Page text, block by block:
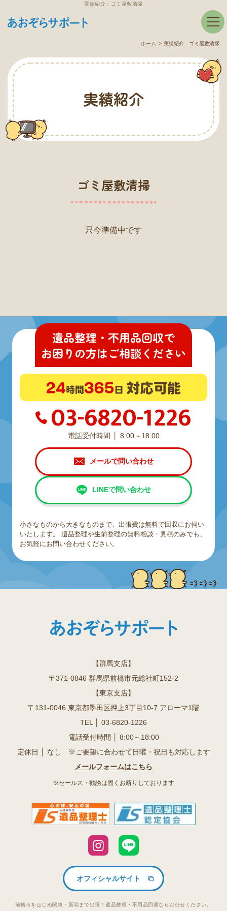
実績紹介：ゴミ屋敷清掃
ホーム 実績紹介： ゴミ屋敷清掃
実績紹介
ゴミ屋敷清掃
只今準備中です
遺品整理・不用品回収で
お困りの方はご相談ください
03-6820-1226
電話受付時間 8:00～18:00
メールで問い合わせ
LINEで問い合わせ
小さなものから大きなものまで、出張費は無料で回収にお伺い
いたします。
遺品整理や生前整理の無料相談・見積のみでも、
お気軽にお問い合わせください。
【群馬支店】
〒371-0846 群馬県前橋市元総社町152-2
【東京支店】
〒131-0046 東京都墨田区押上3丁目10-7 アローマ1階
TEL │ 03-6820-1226
電話受付時間 │ 8:00～18:00
定休日 │ なし ※ご要望に合わせて日曜・祝日も対応します
メールフォームはこちら
※セールス・勧誘は固くお断りしております
オフィシャルサイト
前橋市をはじめ関東・新潟まで出張！遺品整理・不用品回収ならお任せください。